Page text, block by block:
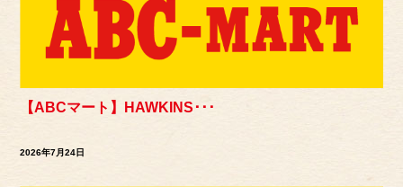
【ABCマート】HAWKINS･･･
2026年7月24日